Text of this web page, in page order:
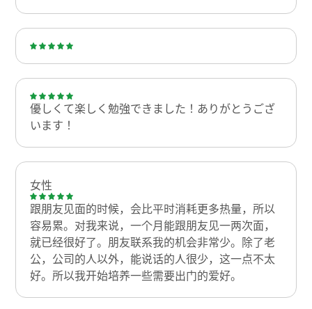
優しくて楽しく勉強できました！ありがとうござ
います！
女性
跟朋友见面的时候，会比平时消耗更多热量，所以
容易累。对我来说，一个月能跟朋友见一两次面，
就已经很好了。朋友联系我的机会非常少。除了老
公，公司的人以外，能说话的人很少，这一点不太
好。所以我开始培养一些需要出门的爱好。